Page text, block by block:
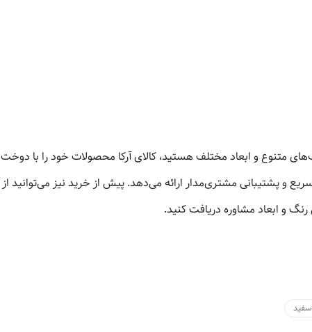
متنوع و ابعاد مختلف هستید، کالای آرکا محصولات خود را با دوخت
و پشتیبانی مشتری‌مدار ارائه می‌دهد. پیش از خرید نیز می‌توانید از
و ابعاد مشاوره دریافت کنید.
سفید